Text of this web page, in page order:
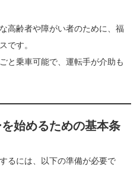
高齢者や障がい者のために、福
です。
と乗車可能で、運転手が介助も
始めるための基本条
るには、以下の準備が必要で